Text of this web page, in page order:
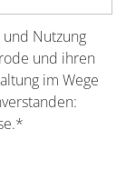
Nutzung
und ihren
im Wege
*